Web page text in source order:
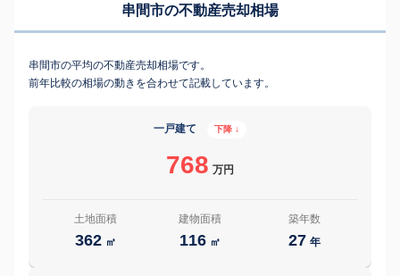
串間市の不動産売却相場
串間市の平均の不動産売却相場です。
前年比較の相場の動きを合わせて記載しています。
一戸建て 下降 ↓
768 万円
土地面積
362 ㎡
建物面積
116 ㎡
築年数
27 年